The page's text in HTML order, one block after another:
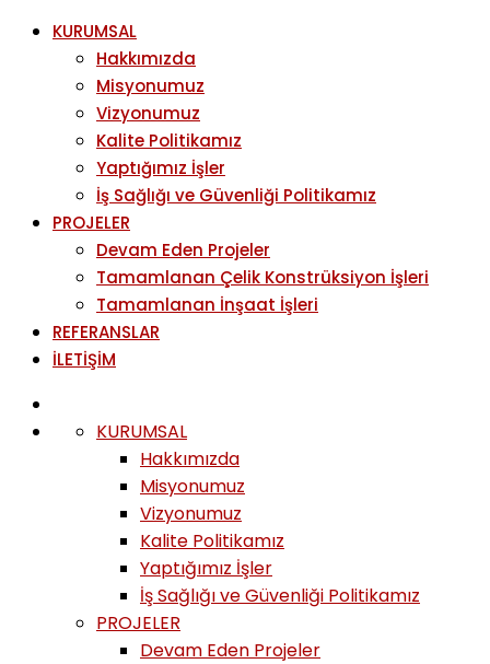
KURUMSAL
Hakkımızda
Misyonumuz
Vizyonumuz
Kalite Politikamız
Yaptığımız İşler
İş Sağlığı ve Güvenliği Politikamız
PROJELER
Devam Eden Projeler
Tamamlanan Çelik Konstrüksiyon İşleri
Tamamlanan İnşaat İşleri
REFERANSLAR
İLETİŞİM
KURUMSAL
Hakkımızda
Misyonumuz
Vizyonumuz
Kalite Politikamız
Yaptığımız İşler
İş Sağlığı ve Güvenliği Politikamız
PROJELER
Devam Eden Projeler